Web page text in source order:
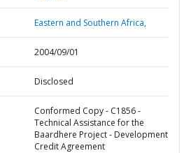
Eastern and Southern Africa,
2004/09/01
Disclosed
Conformed Copy - C1856 -
Technical Assistance for the
Baardhere Project - Development
Credit Agreement